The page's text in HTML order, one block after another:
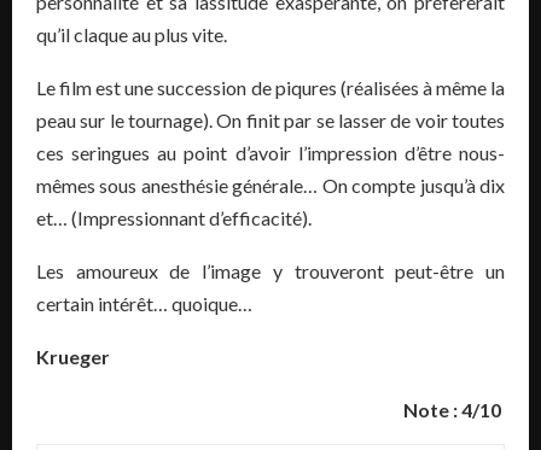
qu’il claque au plus vite.
Le film est une succession de piqures (réalisées à même la
peau sur le tournage). On finit par se lasser de voir toutes
ces seringues au point d’avoir l’impression d’être nous-
mêmes sous anesthésie générale… On compte jusqu’à dix
et… (Impressionnant d’efficacité).
Les amoureux de l’image y trouveront peut-être un
certain intérêt… quoique…
Krueger
Note : 4/10